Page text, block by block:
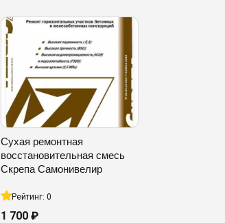
Сухая ремонтная
восстановительная смесь
Скрепа Самонивелир
Рейтинг: 0
1 700 ₽